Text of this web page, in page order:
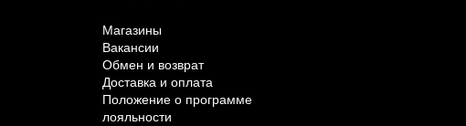
Магазины
Вакансии
Обмен и возврат
Доставка и оплата
Положение о программе
лояльности